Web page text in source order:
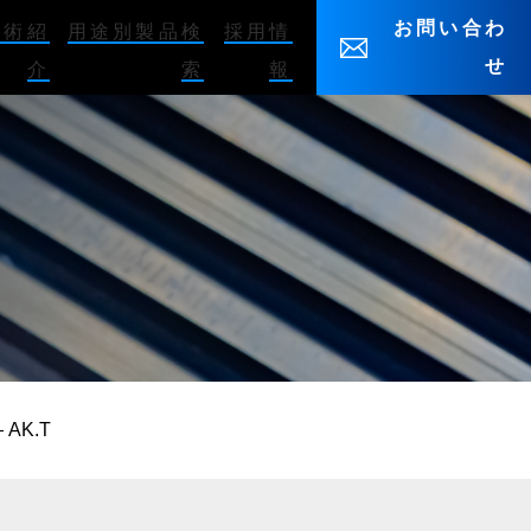
紹
介
用途別製品検
索
採用情
報
お問い合わ
せ
AK.T